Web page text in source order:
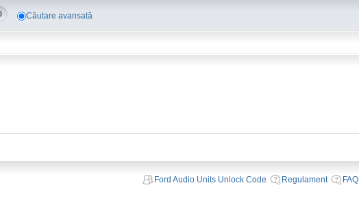
Căutare avansată
Ford Audio Units Unlock Code Regulament FAQ